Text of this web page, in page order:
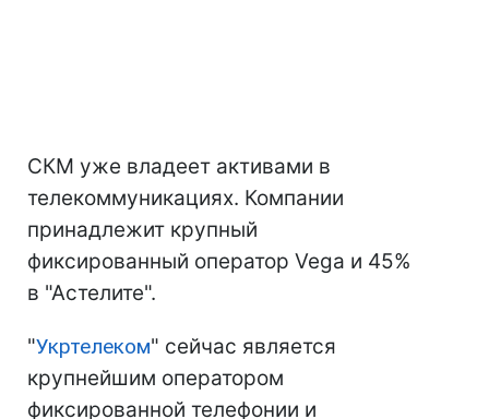
СКМ уже владеет активами в
телекоммуникациях. Компании
принадлежит крупный
фиксированный оператор Vega и 45%
в "Астелите".
"Укртелеком" сейчас является
крупнейшим оператором
фиксированной телефонии и